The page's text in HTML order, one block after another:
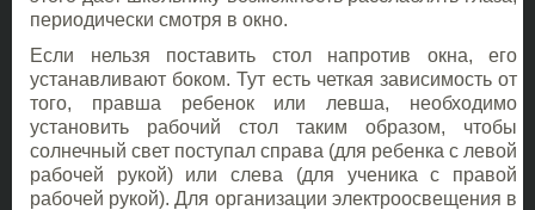
периодически смотря в окно.
Если нельзя поставить стол напротив окна, его
устанавливают боком. Тут есть четкая зависимость от
того, правша ребенок или левша, необходимо
установить рабочий стол таким образом, чтобы
солнечный свет поступал справа (для ребенка с левой
рабочей рукой) или слева (для ученика с правой
рабочей рукой). Для организации электроосвещения в